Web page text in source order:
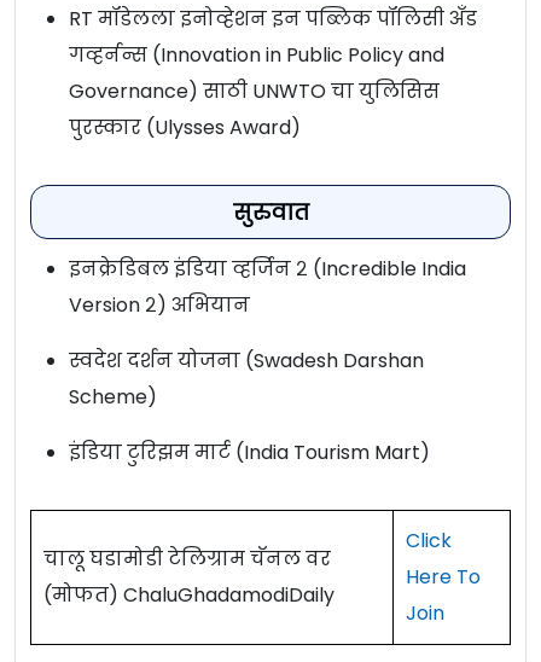
RT मॉडेलला इनोव्हेशन इन पब्लिक पॉलिसी अँड
गव्हर्नन्स (Innovation in Public Policy and
Governance) साठी UNWTO चा युलिसिस
पुरस्कार (Ulysses Award)
सुरुवात
इनक्रेडिबल इंडिया व्हर्जिन २ (Incredible India
Version २) अभियान
स्वदेश दर्शन योजना (Swadesh Darshan
Scheme)
इंडिया टुरिझम मार्ट (India Tourism Mart)
चालू घडामोडी टेलिग्राम चॅनल वर
(मोफत) ChaluGhadamodiDaily
Click
Here To
Join